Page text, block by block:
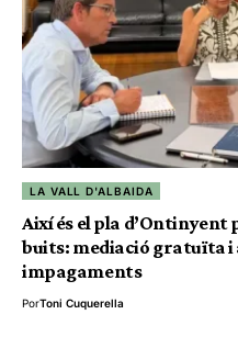
LA VALL D'ALBAIDA
Així és el pla
buits: mediació gratuïta i
impagaments
PorToni Cuquerella